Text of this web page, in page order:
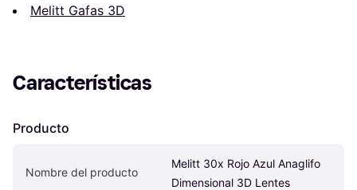
Melitt Gafas 3D
Características
Producto
Nombre del producto
Melitt 30x Rojo Azul Anaglifo
Dimensional 3D Lentes